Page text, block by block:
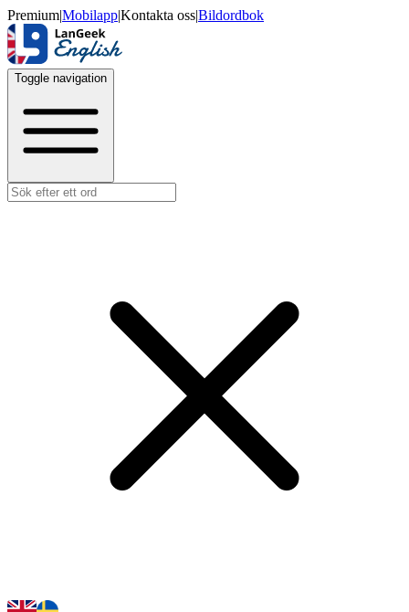
Premium|Mobilapp|Kontakta oss|Bildordbok
Toggle navigation